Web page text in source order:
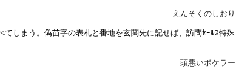
えんそくのしおり
しまう。偽苗字の表札と番地を玄関先に記せば、訪問ｾｰﾙｽ特殊
頭悪いボケラー